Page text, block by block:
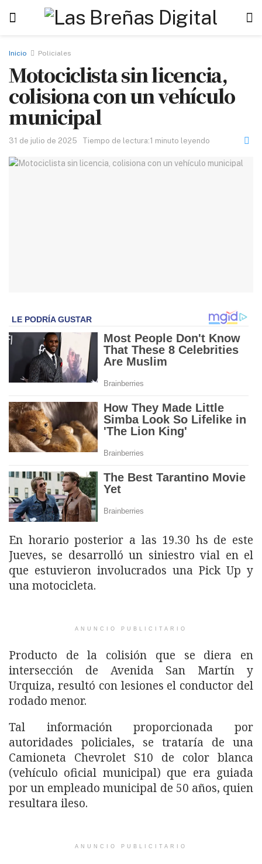
Inicio Policiales
Motociclista sin licencia,
colisiona con un vehículo
municipal
31 de julio de 2025 Tiempo de lectura:1 minuto leyendo
En horario posterior a las 19.30 hs de este
Jueves, se desarrolló un siniestro vial en el
que estuvieron involucrados una Pick Up y
una motocicleta.
ANUNCIO PUBLICITARIO
Producto de la colisión que se diera en
intersección de Avenida San Martín y
Urquiza, resultó con lesiones el conductor del
rodado menor.
Tal información proporcionada por
autoridades policiales, se trataría de una
Camioneta Chevrolet S10 de color blanca
(vehículo oficial municipal) que era guiada
por un empleado municipal de 50 años, quien
resultara ileso.
ANUNCIO PUBLICITARIO